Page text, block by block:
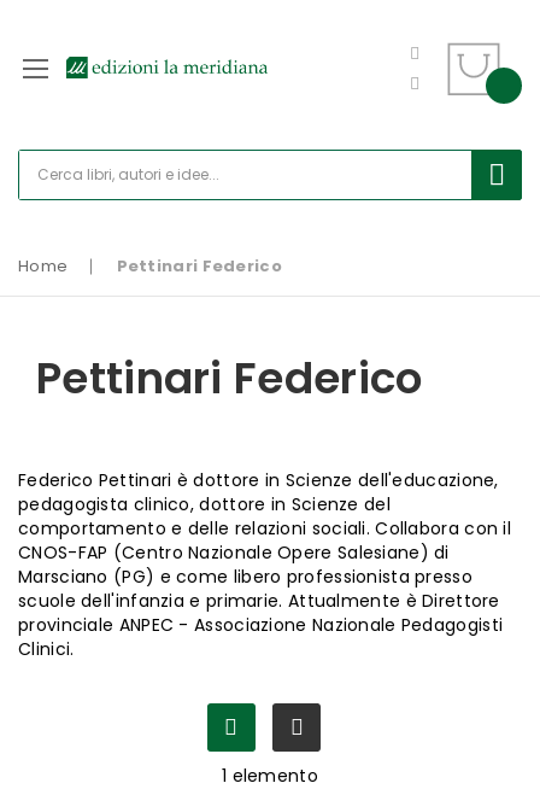
Home Pettinari Federico
Pettinari Federico
Federico Pettinari è dottore in Scienze dell'educazione,
pedagogista clinico, dottore in Scienze del
comportamento e delle relazioni sociali. Collabora con il
CNOS-FAP (Centro Nazionale Opere Salesiane) di
Marsciano (PG) e come libero professionista presso
scuole dell'infanzia e primarie. Attualmente è Direttore
provinciale ANPEC - Associazione Nazionale Pedagogisti
Clinici.
1 elemento